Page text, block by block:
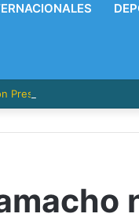
Presupuesto Pírrico a la